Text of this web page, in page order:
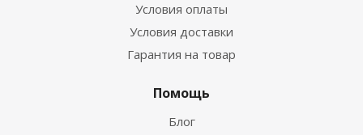
Условия оплаты
Условия доставки
Гарантия на товар
Помощь
Блог